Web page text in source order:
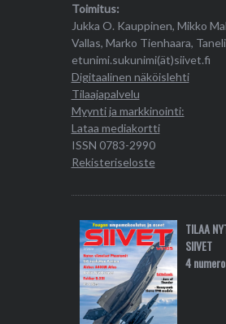
Toimitus:
Jukka O. Kauppinen, Mikko
Vallas, Marko Tienhaara,
etunimi.sukunimi(ät)siivet.fi
Digitaalinen näköislehti
Tilaajapalvelu
Myynti ja markkinointi:
Lataa mediakortti
ISSN 0783-2990
Rekisteriseloste
TILAA
SIIVET
4